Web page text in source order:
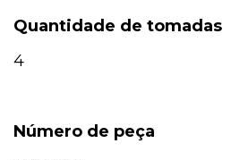
Quantidade de tomadas
4
Número de peça